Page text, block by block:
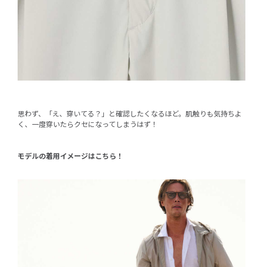
思わず、「え、穿いてる？」と確認したくなるほど。肌触りも気持ちよ
く、一度穿いたらクセになってしまうはず！
モデルの着用イメージはこちら！